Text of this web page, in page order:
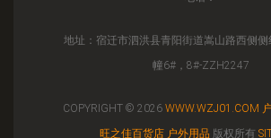
地址：宿迁市泗洪县青阳街道嵩山路西侧
幢6#，8#-ZZH2247
COPYRIGHT © 2026 WWW.WZJ01.COM
旺之佳百货店 户外用品 版权所有